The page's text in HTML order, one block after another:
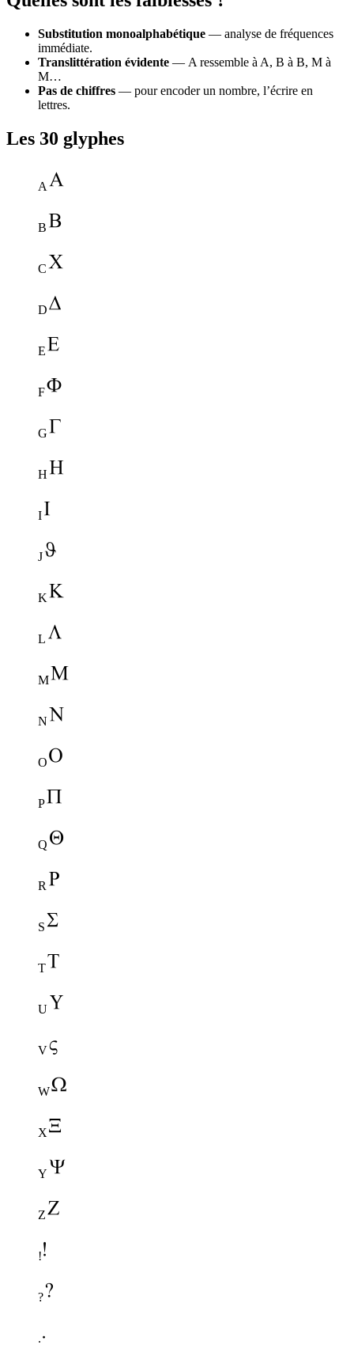
Substitution monoalphabétique — analyse de fréquences
immédiate.
Translittération évidente — Α ressemble à A, Β à B, Μ à
M…
Pas de chiffres — pour encoder un nombre, l’écrire en
lettres.
Les 30 glyphes
A
B
C
D
E
F
G
H
I
J
K
L
M
N
O
P
Q
R
S
T
U
V
W
X
Y
Z
!
?
.